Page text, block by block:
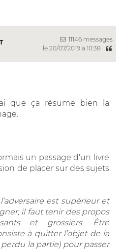
11146 messages
le 20/07/2019 à 10:38
que ça résume bien la
un passage d'un livre
de placer sur des sujets
est supérieur et
il faut tenir des propos
et grossiers. Être
à quitter l’objet de la
la partie) pour passer